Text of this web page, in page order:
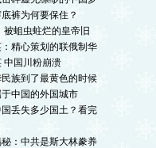
裤为何要保住？
被蛆虫蛀烂的皇帝旧
：精心策划的联俄制华
中国川粉崩溃
民族到了最黄色的时候
于中国的外国城市
国丢失多少国土？看完
秘：中共是斯大林豢养